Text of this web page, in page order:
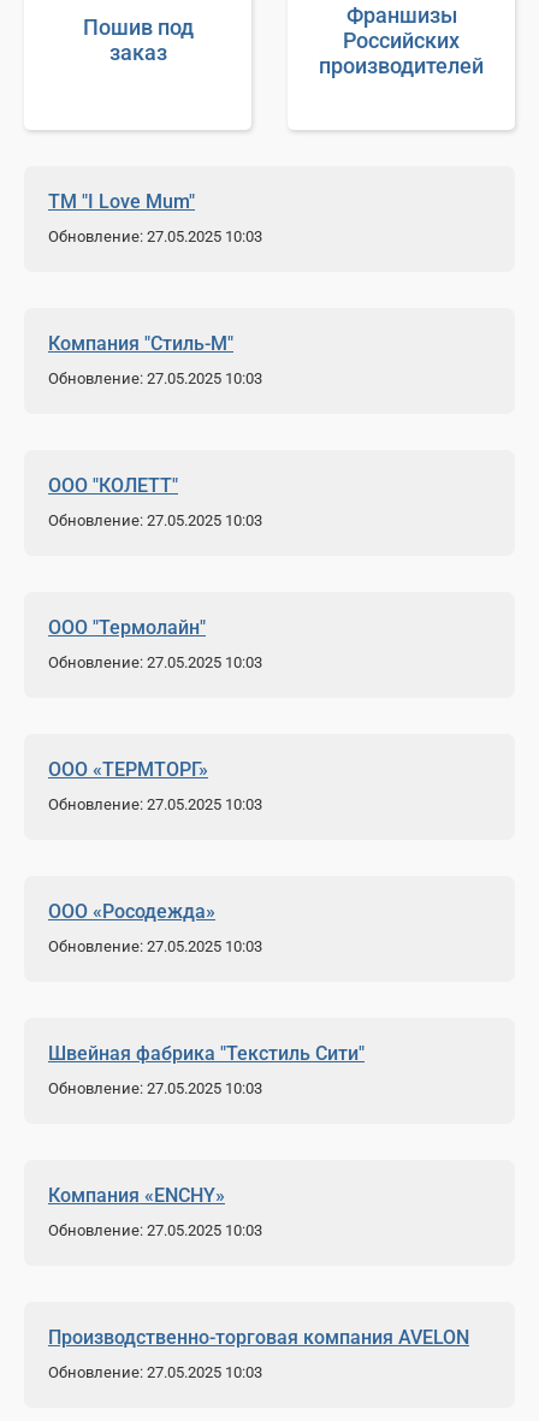
Пошив под
заказ
Франшизы
Российских
производителей
ТМ "I Love Mum"
Обновление: 27.05.2025 10:03
Компания "Стиль-М"
Обновление: 27.05.2025 10:03
ООО "КОЛЕТТ"
Обновление: 27.05.2025 10:03
ООО "Термолайн"
Обновление: 27.05.2025 10:03
ООО «ТЕРМТОРГ»
Обновление: 27.05.2025 10:03
ООО «Росодежда»
Обновление: 27.05.2025 10:03
Швейная фабрика "Текстиль Сити"
Обновление: 27.05.2025 10:03
Компания «ENCHY»
Обновление: 27.05.2025 10:03
Производственно-торговая компания AVELON
Обновление: 27.05.2025 10:03